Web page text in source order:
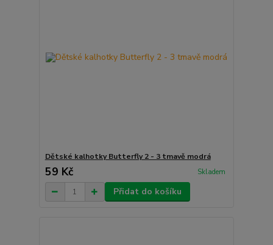
Dětské kalhotky Butterfly 2 - 3 tmavě modrá
59 Kč Skladem
Přidat do košíku